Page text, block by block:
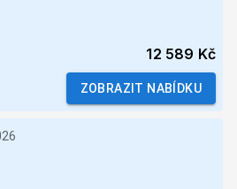
12 589 Kč
ZOBRAZIT NABÍDKU